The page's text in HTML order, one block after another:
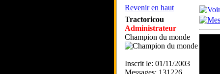
Revenir en haut
Tractoricou
Administrateur
Champion du monde
Inscrit le: 01/11/2003
Messages: 131226